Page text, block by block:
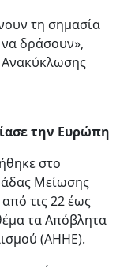
τη σημασία
δράσουν»,
την Ευρώπη
στο
Μείωσης
τις 22 έως
τα Απόβλητα
(ΑΗΗΕ).